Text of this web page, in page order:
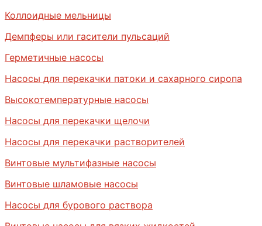
Коллоидные мельницы
Демпферы или гасители пульсаций
Герметичные насосы
Насосы для перекачки патоки и сахарного сиропа
Высокотемпературные насосы
Насосы для перекачки щелочи
Насосы для перекачки растворителей
Винтовые мультифазные насосы
Винтовые шламовые насосы
Насосы для бурового раствора